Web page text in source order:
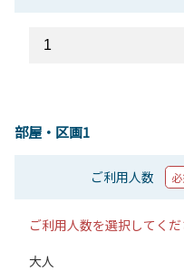
部屋・区画1
ご利用人数
ご利用人数を選択してくだ
大人